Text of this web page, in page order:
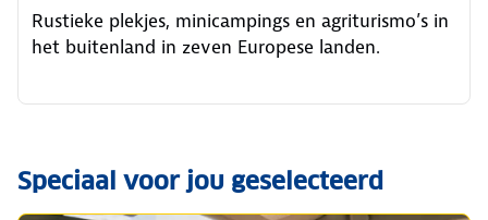
Rustieke plekjes, minicampings en agriturismo’s in
het buitenland in zeven Europese landen.
Speciaal voor jou geselecteerd